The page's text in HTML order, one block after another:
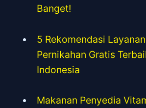
Banget!
5 Rekomendasi
Pernikahan Gratis
Indonesia
Makanan Penyedia